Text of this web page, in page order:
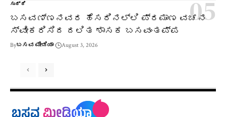
ಸುದ್ದಿ
ಬಸವಣ್ಣನವರ ಹೆಸರಿನಲ್ಲಿ ಪ್ರಮಾಣ ವಚನ
ಸ್ವೀಕರಿಸಿದ ದಲಿತ ಶಾಸಕ ಬಸವಂತಪ್ಪ
Byಬಸವ ಮೀಡಿಯಾ August 3, 2026